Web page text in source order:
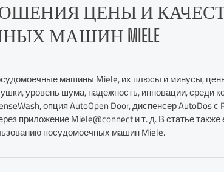
ЦЕНЫ И
МАШИН MIELE
машины Miele, их плюсы и минусы,
уровень шума, надежность, инновации, среди
опция AutoOpen Door, диспенсер AutoDos
приложение Miele@connect и т. д. В статье
посудомоечных машин Miele.